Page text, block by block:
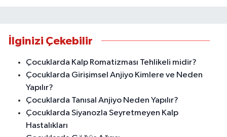
İlginizi Çekebilir
Çocuklarda Kalp Romatizması Tehlikeli midir?
Çocuklarda Girişimsel Anjiyo Kimlere ve Neden
Yapılır?
Çocuklarda Tanısal Anjiyo Neden Yapılır?
Çocuklarda Siyanozla Seyretmeyen Kalp
Hastalıkları